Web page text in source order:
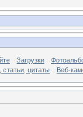
Загрузки
цитаты Веб-